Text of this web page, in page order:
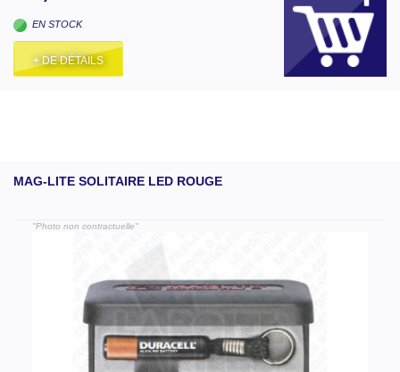
EN STOCK
+ DE DÉTAILS
MAG-LITE SOLITAIRE LED ROUGE
"Photo non contractuelle"